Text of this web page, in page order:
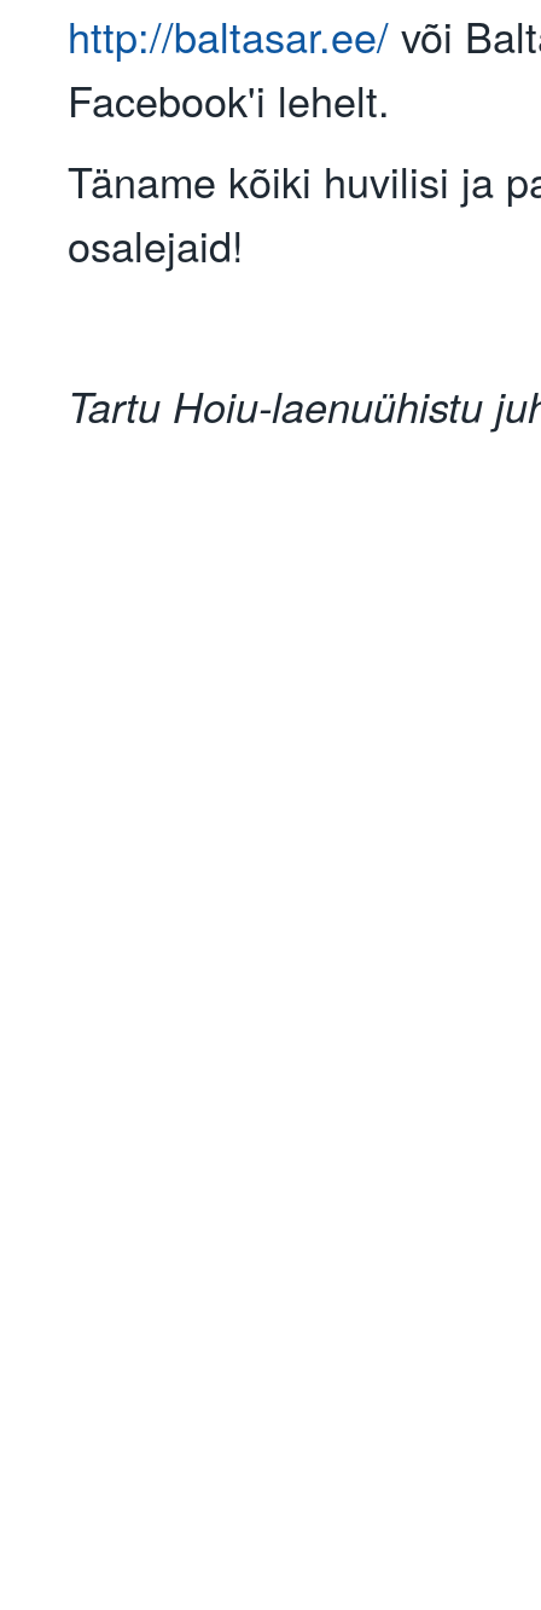
http://baltasar.ee/ või
Facebook'i lehelt.
Täname kõiki huvilisi ja
osalejaid!
Tartu Hoiu-laenuühistu